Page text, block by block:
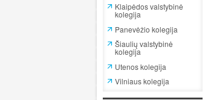
Klaipėdos valstybinė
kolegija
Panevėžio kolegija
Šiaulių valstybinė
kolegija
Utenos kolegija
Vilniaus kolegija